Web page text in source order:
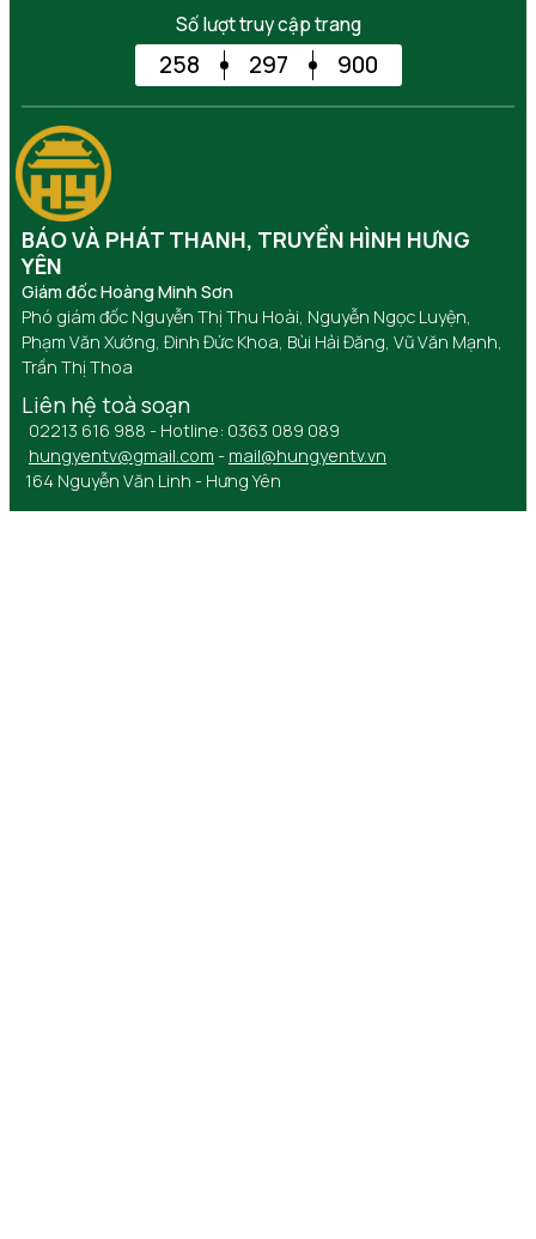
Số lượt truy cập trang
258 297 900
BÁO VÀ PHÁT THANH, TRUYỀN HÌNH HƯNG
YÊN
Giám đốc Hoàng Minh Sơn
Phó giám đốc Nguyễn Thị Thu Hoài, Nguyễn Ngọc Luyện,
Phạm Văn Xướng, Đinh Đức Khoa, Bùi Hải Đăng, Vũ Văn Mạnh,
Trần Thị Thoa
Liên hệ toà soạn
02213 616 988 - Hotline: 0363 089 089
hungyentv@gmail.com - mail@hungyentv.vn
164 Nguyễn Văn Linh - Hưng Yên